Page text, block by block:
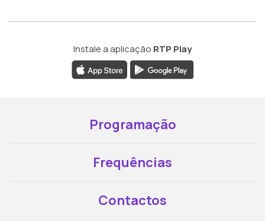
Instale a aplicação RTP Play
Programação
Frequências
Contactos